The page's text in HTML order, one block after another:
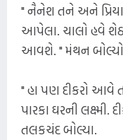
" નૈનેશ તને અને
આપેલા. ચાલો હવે
આવશે. " મંથન
" હા પણ દીકરો આવે
પારકા ઘરની
તલકચંદ બોલ્યા.